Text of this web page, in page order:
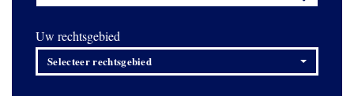
Uw rechtsgebied
Selecteer rechtsgebied